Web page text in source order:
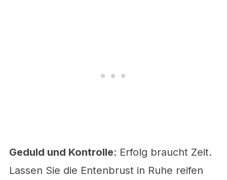
Geduld und Kontrolle: Erfolg braucht Zeit.
Lassen Sie die Entenbrust in Ruhe reifen